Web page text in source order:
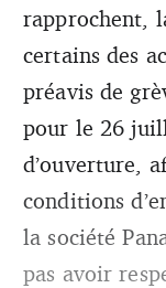
©Nicolas
rapprochent,
certains des
préavis de
pour le 26
d’ouverture,
conditions
la société
pas avoir